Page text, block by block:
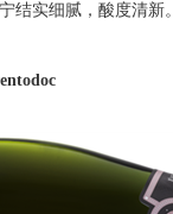
结实细腻，酸度清新